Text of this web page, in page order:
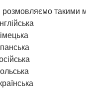
такими